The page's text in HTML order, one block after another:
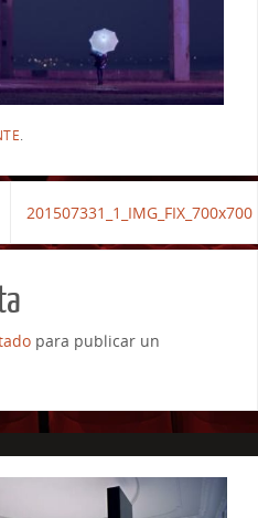
.
201507331_1_IMG_FIX_700x700
para publicar un